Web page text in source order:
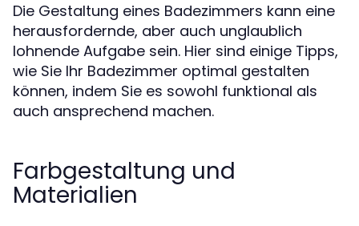
Die Gestaltung eines Badezimmers kann eine
herausfordernde, aber auch unglaublich
lohnende Aufgabe sein. Hier sind einige Tipps,
wie Sie Ihr Badezimmer optimal gestalten
können, indem Sie es sowohl funktional als
auch ansprechend machen.
Farbgestaltung und
Materialien